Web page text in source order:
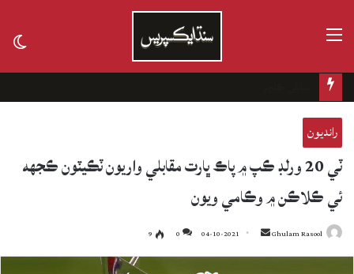
رانديون
ٽي 20 ورلڊ ڪپ ۾ پاڪ ڀارت مقابلي واريون ٽڪيٽون ڪجهه
ئي ڪلاڪن ۾ وڪامي ويون
Ghulam Rasool
Send
an
04-10-2021
0
9